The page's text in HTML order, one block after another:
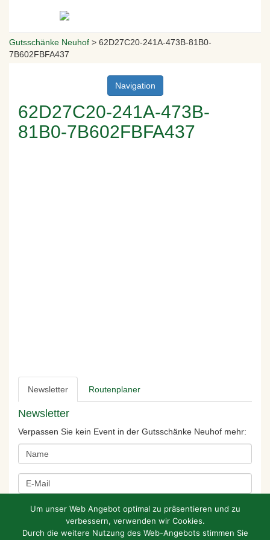
Gutsschänke Neuhof > 62D27C20-241A-473B-81B0-
7B602FBFA437
Navigation
62D27C20-241A-473B-
81B0-7B602FBFA437
Newsletter Routenplaner
Newsletter
Verpassen Sie kein Event in der Gutsschänke Neuhof mehr:
Um unser Web Angebot optimal zu präsentieren und zu
verbessern, verwenden wir Cookies.
Durch die weitere Nutzung des Web-Angebots stimmen Sie